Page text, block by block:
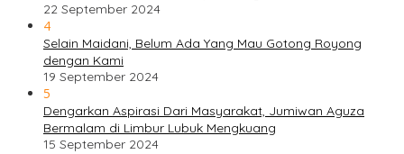
22 September 2024
4
Selain Maidani, Belum Ada Yang Mau Gotong Royong
dengan Kami
19 September 2024
5
Dengarkan Aspirasi Dari Masyarakat, Jumiwan Aguza
Bermalam di Limbur Lubuk Mengkuang
15 September 2024